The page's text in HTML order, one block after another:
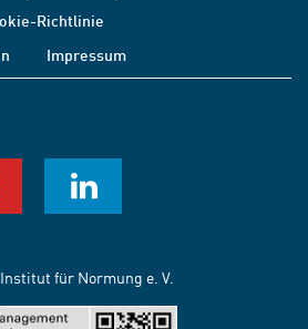
Richtlinie
Impressum
für Normung e. V.